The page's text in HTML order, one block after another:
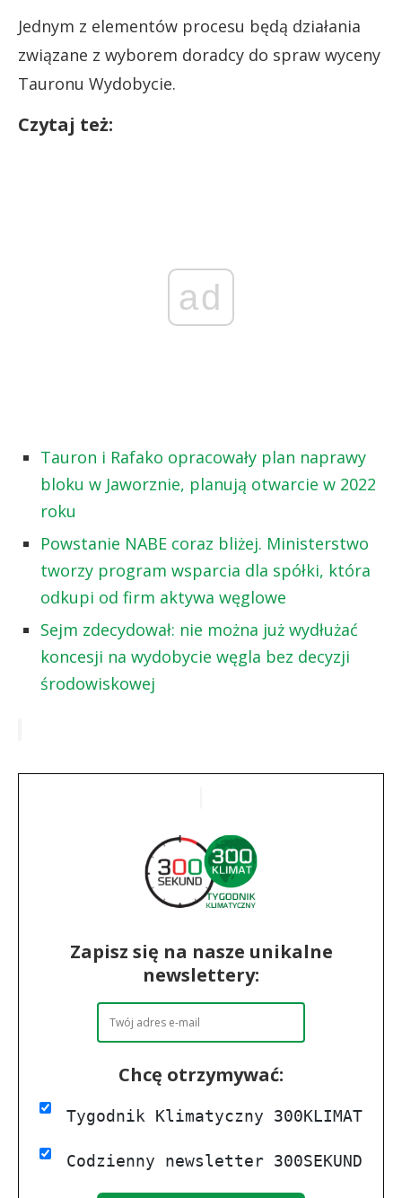
Jednym z elementów procesu będą działania
związane z wyborem doradcy do spraw wyceny
Tauronu Wydobycie.
Czytaj też:
ad
Tauron i Rafako opracowały plan naprawy
bloku w Jaworznie, planują otwarcie w 2022
roku
Powstanie NABE coraz bliżej. Ministerstwo
tworzy program wsparcia dla spółki, która
odkupi od firm aktywa węglowe
Sejm zdecydował: nie można już wydłużać
koncesji na wydobycie węgla bez decyzji
środowiskowej
Zapisz się na nasze unikalne
newslettery:
Chcę otrzymywać:
Tygodnik Klimatyczny 300KLIMAT
Codzienny newsletter 300SEKUND